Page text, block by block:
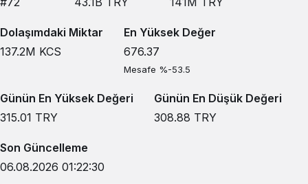
Dolaşımdaki Miktar
137.2M KCS
En Yüksek Değer
676.37
Mesafe %-53.5
Günün En Yüksek Değeri
315.01 TRY
Günün En Düşük Değeri
308.88 TRY
Son Güncelleme
06.08.2026 01:22:30